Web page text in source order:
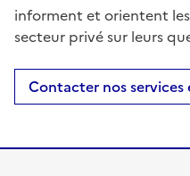
informent et orientent
secteur privé sur leurs
Contacter nos services